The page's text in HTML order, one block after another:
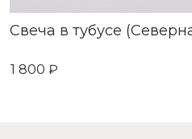
Свеча в тубусе
1 800 ₽